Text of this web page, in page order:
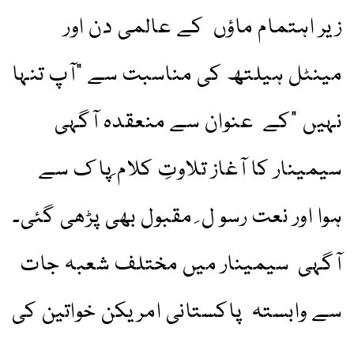
زیر اہتمام ماؤں کے عالمی دن اور
مینٹل ہیلتھ کی مناسبت سے "آپ تنہا
نہیں "کے عنوان سے منعقدہ آگہی
سیمینار کا آغاز تلاوتِ کلام ِپا ک سے
ہوا اور نعت رسو ل ِ مقبول بھی پڑھی گئی۔
آگہی سیمینار میں مختلف شعبہ جات
سے وابستہ پاکستانی امریکن خواتین کی